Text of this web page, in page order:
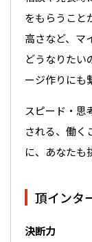
をもらうこと
高さなど、マ
どうなりたい
ージ作りにも
スピード・思
される、働く
に、あなたも
頂インタ
決断力